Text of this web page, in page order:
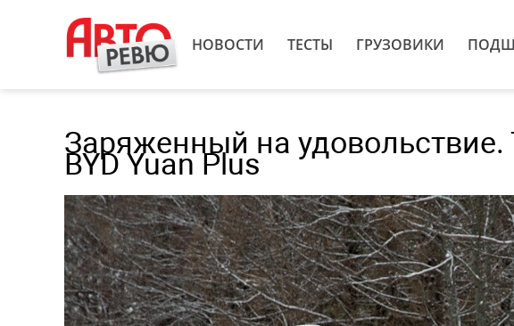
НОВОСТИ ТЕСТЫ ГРУЗОВИКИ
Заряженный на удовольствие.
BYD Yuan Plus